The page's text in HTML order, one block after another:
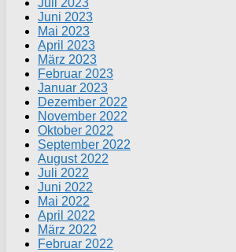
Juni 2023
Mai 2023
April 2023
März 2023
Februar 2023
Januar 2023
Dezember 2022
November 2022
Oktober 2022
September 2022
August 2022
Juli 2022
Juni 2022
Mai 2022
April 2022
März 2022
Februar 2022